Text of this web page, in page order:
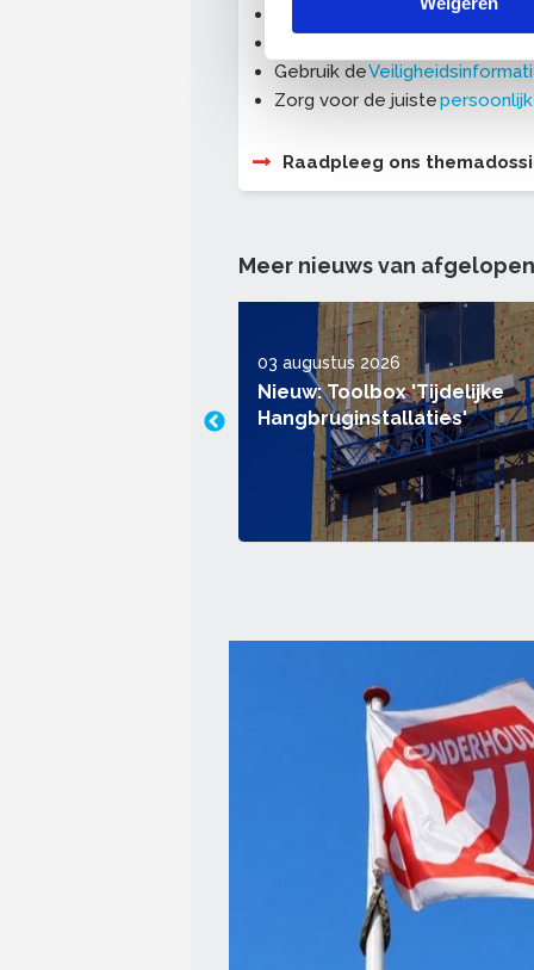
de 10 meest gestelde
Gebruik de
Zorg voor de juiste
Raadpleeg ons
Meer nieuws van
03 augustus 2026
Nieuw: Toolbox 'Tijdelijke
Hangbruginstallaties'